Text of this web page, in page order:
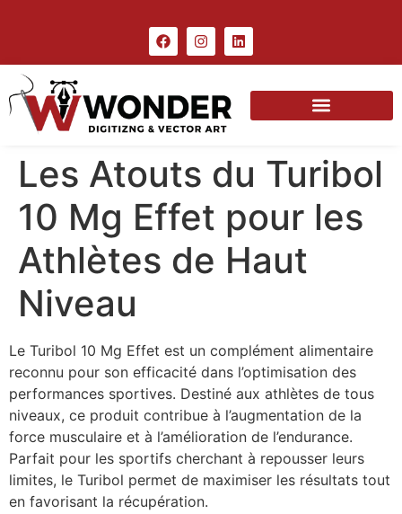
Les Atouts du Turibol
10 Mg Effet pour les
Athlètes de Haut
Niveau
Le Turibol 10 Mg Effet est un complément alimentaire
reconnu pour son efficacité dans l’optimisation des
performances sportives. Destiné aux athlètes de tous
niveaux, ce produit contribue à l’augmentation de la
force musculaire et à l’amélioration de l’endurance.
Parfait pour les sportifs cherchant à repousser leurs
limites, le Turibol permet de maximiser les résultats tout
en favorisant la récupération.